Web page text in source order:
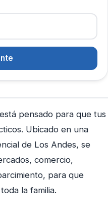
pensado para que tus
Ubicado en una
de Los Andes, se
comercio,
para que
la familia.